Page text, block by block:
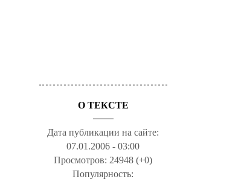
О ТЕКСТЕ
Дата публикации на сайте:
07.01.2006 - 03:00
Просмотров: 24948 (+0)
Популярность: